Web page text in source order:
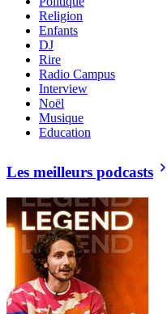
Religion
Enfants
DJ
Rire
Radio Campus
Interview
Noël
Musique
Education
Les meilleurs podcasts